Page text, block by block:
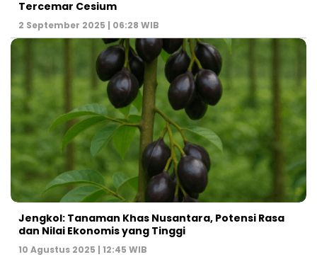
Tercemar Cesium
2 September 2025 | 06:28 WIB
Jengkol: Tanaman Khas Nusantara, Potensi Rasa
dan Nilai Ekonomis yang Tinggi
10 Agustus 2025 | 12:45 WIB